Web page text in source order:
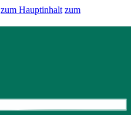
zum Hauptinhalt zum